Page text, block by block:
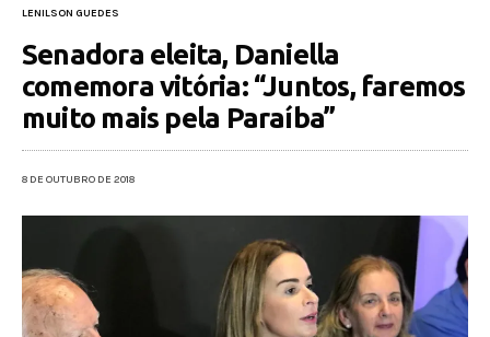
LENILSON GUEDES
Senadora eleita, Daniella
comemora vitória: “Juntos, faremos
muito mais pela Paraíba”
8 DE OUTUBRO DE 2018